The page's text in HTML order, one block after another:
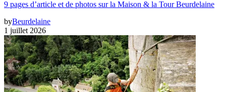
9 pages d’article et de photos sur la Maison & la Tour Beurdelaine
byBeurdelaine
1 juillet 2026